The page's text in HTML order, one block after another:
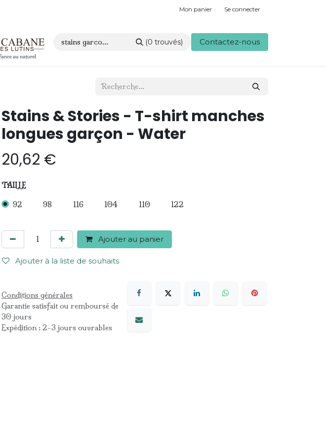
Mon panier Se connecter
(0 trouvés) Contactez-nous
Stains & Stories - T-shirt manches
longues garçon - Water
20,62 €
TAILLE
92 98 116 104 110 122
Ajouter au panier
Ajouter à la liste de souhaits
Conditions générales
Garantie satisfait ou remboursé de
30 jours
Expédition : 2-3 jours ouvrables